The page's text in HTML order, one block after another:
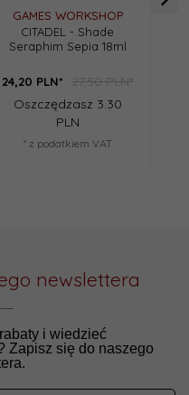
GAMES WORKSHOP
CITADEL - Shade
Seraphim Sepia 18ml
24,20 PLN*
27,50 PLN*
Oszczędzasz 3.30
PLN
* z podatkiem VAT
newslettera
i wiedzieć
Zapisz się do naszego